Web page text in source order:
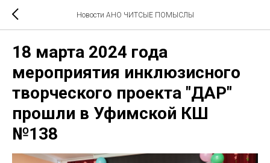
Новости АНО ЧИТСЫЕ ПОМЫСЛЫ
18 марта 2024 года
мероприятия инклюзисного
творческого проекта "ДАР"
прошли в Уфимской КШ
№138